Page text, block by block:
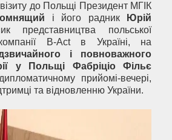
до Польщі Президент МГІК
і його радник
Юрій
представництва польської
компанії B-Act в Україні, на
і повноважного
у Польщі Фабріціо Фільє
прийомі-вечері,
та відновленню України.